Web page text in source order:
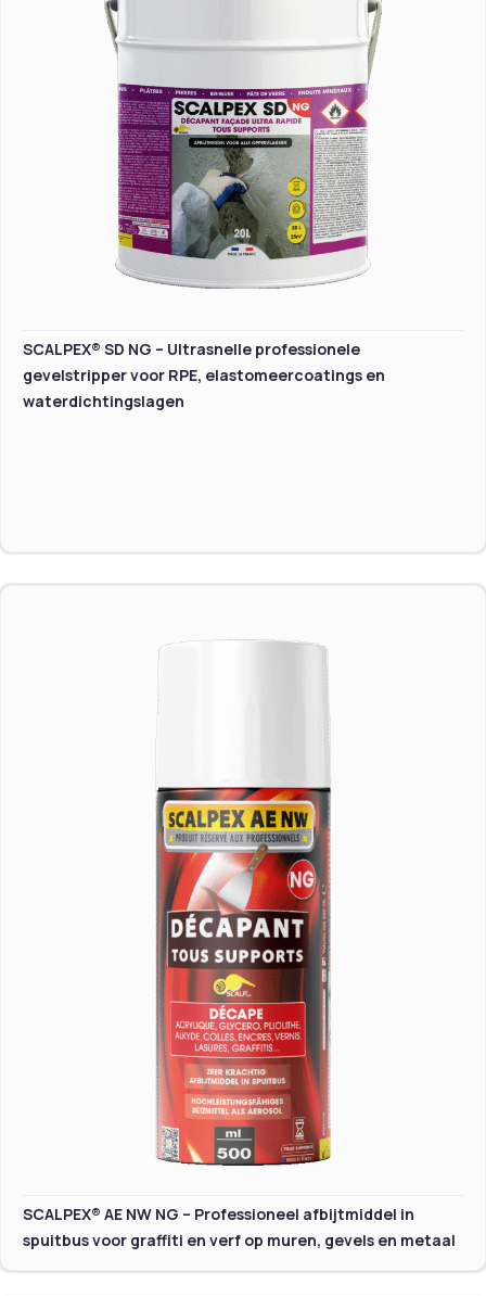
SCALPEX® SD NG – Ultrasnelle professionele
gevelstripper voor RPE, elastomeercoatings en
waterdichtingslagen
SCALPEX® AE NW NG – Professioneel afbijtmiddel in
spuitbus voor graffiti en verf op muren, gevels en metaal